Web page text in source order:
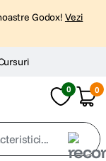
Godox! Vezi
0 0